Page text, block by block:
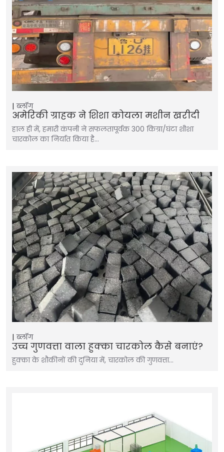
ब्लॉग
अमेरिकी ग्राहक ने शिशा कोयला मशीन खरीदी
हाल ही में, हमारी कंपनी ने सफलतापूर्वक 300 किग्रा/घंटा शीशा
चारकोल का निर्यात किया है…
ब्लॉग
उच्च गुणवत्ता वाला हुक्का चारकोल कैसे बनाएं?
हुक्का के शौकीनों की दुनिया में, चारकोल की गुणवत्ता…